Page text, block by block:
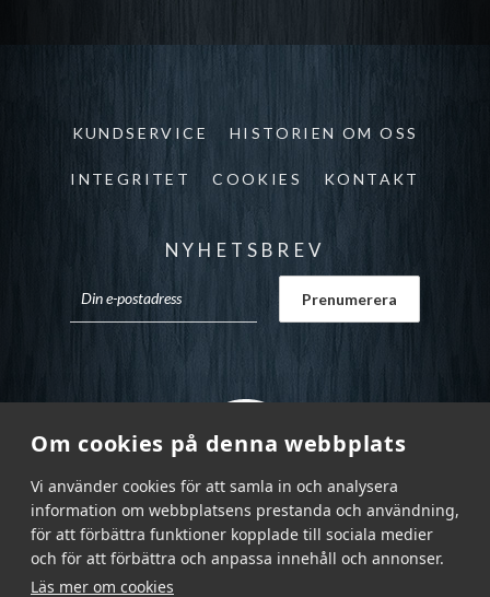
Om cookies på denna webbplats
Vi använder cookies för att samla in och analysera
information om webbplatsens prestanda och användning,
för att förbättra funktioner kopplade till sociala medier
och för att förbättra och anpassa innehåll och annonser.
Läs mer om cookies
KUNDSERVICE HISTORIEN OM OSS
INTEGRITET COOKIES KONTAKT
NYHETSBREV